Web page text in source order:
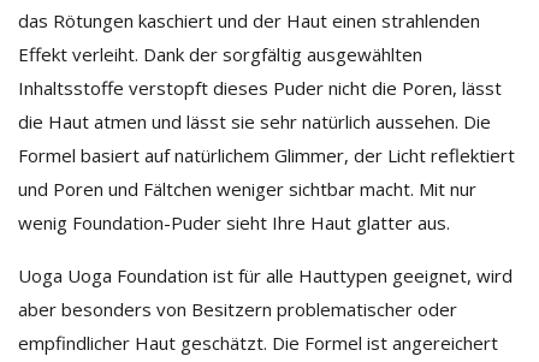
das Rötungen kaschiert und der Haut einen strahlenden
Effekt verleiht. Dank der sorgfältig ausgewählten
Inhaltsstoffe verstopft dieses Puder nicht die Poren, lässt
die Haut atmen und lässt sie sehr natürlich aussehen. Die
Formel basiert auf natürlichem Glimmer, der Licht reflektiert
und Poren und Fältchen weniger sichtbar macht. Mit nur
wenig Foundation-Puder sieht Ihre Haut glatter aus.
Uoga Uoga Foundation ist für alle Hauttypen geeignet, wird
aber besonders von Besitzern problematischer oder
empfindlicher Haut geschätzt. Die Formel ist angereichert